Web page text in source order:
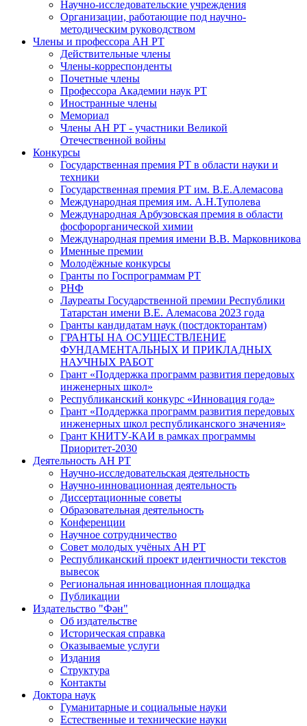
Научно-исследовательские учреждения
Организации, работающие под научно-
методическим руководством
Члены и профессора АН РТ
Действительные члены
Члены-корреспонденты
Почетные члены
Профессора Академии наук РТ
Иностранные члены
Мемориал
Члены АН РТ - участники Великой
Отечественной войны
Конкурсы
Государственная премия РТ в области науки и
техники
Государственная премия РТ им. В.Е.Алемасова
Международная премия им. А.Н.Туполева
Международная Арбузовская премия в области
фосфорорганической химии
Международная премия имени В.В. Марковникова
Именные премии
Молодёжные конкурсы
Гранты по Госпрограммам РТ
РНФ
Лауреаты Государственной премии Республики
Татарстан имени В.Е. Алемасова 2023 года
Гранты кандидатам наук (постдокторантам)
ГРАНТЫ НА ОСУЩЕСТВЛЕНИЕ
ФУНДАМЕНТАЛЬНЫХ И ПРИКЛАДНЫХ
НАУЧНЫХ РАБОТ
Грант «Поддержка программ развития передовых
инженерных школ»
Республиканский конкурс «Инновация года»
Грант «Поддержка программ развития передовых
инженерных школ республиканского значения»
Грант КНИТУ-КАИ в рамках программы
Приоритет-2030
Деятельность АН РТ
Научно-исследовательская деятельность
Научно-инновационная деятельность
Диссертационные советы
Образовательная деятельность
Конференции
Научное сотрудничество
Совет молодых учёных АН РТ
Республиканский проект идентичности текстов
вывесок
Региональная инновационная площадка
Публикации
Издательство "Фән"
Об издательстве
Историческая справка
Оказываемые услуги
Издания
Структура
Контакты
Доктора наук
Гуманитарные и социальные науки
Естественные и технические науки